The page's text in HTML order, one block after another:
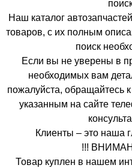
Наш каталог
товаров, с их полным
поиск
Если вы не уверены в
необходимых вам
пожалуйста,
указанным на сайте
Клиенты – это наша
!!!
Товар куплен в нашем